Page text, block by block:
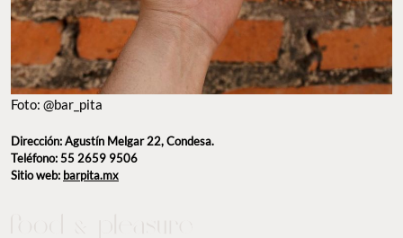
Foto: @bar_pita
Dirección: Agustín Melgar 22, Condesa.
Teléfono: 55 2659 9506
Sitio web: barpita.mx